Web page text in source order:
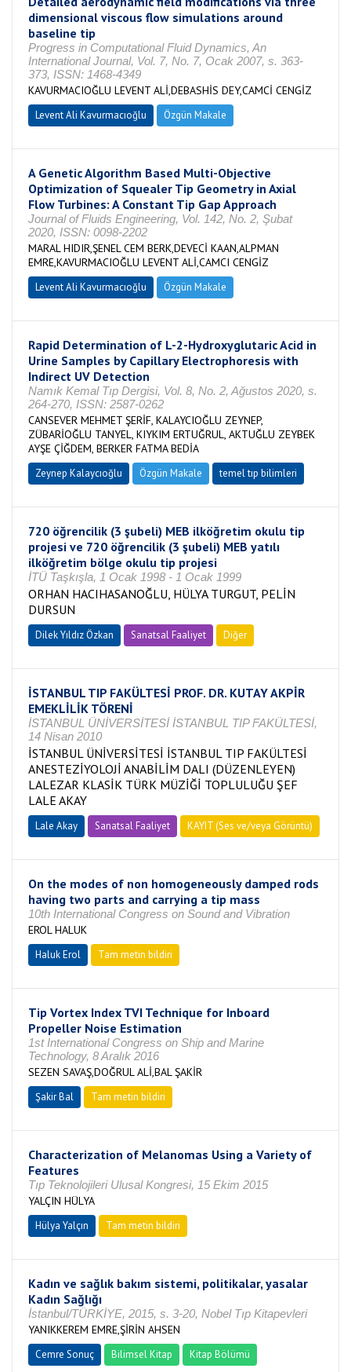
dimensional viscous flow simulations around
baseline tip
Progress in Computational Fluid Dynamics, An
International Journal, Vol. 7, No. 7, Ocak 2007, s. 363-
373, ISSN: 1468-4349
KAVURMACIOĞLU LEVENT ALİ,DEBASHİS DEY,CAMCİ CENGİZ
Levent Ali Kavurmacıoğlu Özgün Makale
A Genetic Algorithm Based Multi-Objective
Optimization of Squealer Tip Geometry in Axial
Flow Turbines: A Constant Tip Gap Approach
Journal of Fluids Engineering, Vol. 142, No. 2, Şubat
2020, ISSN: 0098-2202
MARAL HIDIR,ŞENEL CEM BERK,DEVECİ KAAN,ALPMAN
EMRE,KAVURMACIOĞLU LEVENT ALİ,CAMCI CENGİZ
Levent Ali Kavurmacıoğlu Özgün Makale
Rapid Determination of L-2-Hydroxyglutaric Acid in
Urine Samples by Capillary Electrophoresis with
Indirect UV Detection
Namık Kemal Tıp Dergisi, Vol. 8, No. 2, Ağustos 2020, s.
264-270, ISSN: 2587-0262
CANSEVER MEHMET ŞERİF, KALAYCIOĞLU ZEYNEP,
ZÜBARİOĞLU TANYEL, KIYKIM ERTUĞRUL, AKTUĞLU ZEYBEK
AYŞE ÇİĞDEM, BERKER FATMA BEDİA
Zeynep Kalaycıoğlu Özgün Makale temel tıp bilimleri
720 öğrencilik (3 şubeli) MEB ilköğretim okulu tip
projesi ve 720 öğrencilik (3 şubeli) MEB yatılı
ilköğretim bölge okulu tip projesi
İTÜ Taşkışla, 1 Ocak 1998 - 1 Ocak 1999
ORHAN HACIHASANOĞLU, HÜLYA TURGUT, PELİN
DURSUN
Dilek Yıldız Özkan Sanatsal Faaliyet Diğer
İSTANBUL TIP FAKÜLTESİ PROF. DR. KUTAY AKPİR
EMEKLİLİK TÖRENİ
İSTANBUL ÜNİVERSİTESİ İSTANBUL TIP FAKÜLTESİ,
14 Nisan 2010
İSTANBUL ÜNİVERSİTESİ İSTANBUL TIP FAKÜLTESİ
ANESTEZİYOLOJİ ANABİLİM DALI (DÜZENLEYEN)
LALEZAR KLASİK TÜRK MÜZİĞİ TOPLULUĞU ŞEF
LALE AKAY
Lale Akay Sanatsal Faaliyet KAYIT (Ses ve/veya Görüntü)
On the modes of non homogeneously damped rods
having two parts and carrying a tip mass
10th International Congress on Sound and Vibration
EROL HALUK
Haluk Erol Tam metin bildiri
Tip Vortex Index TVI Technique for Inboard
Propeller Noise Estimation
1st International Congress on Ship and Marine
Technology, 8 Aralık 2016
SEZEN SAVAŞ,DOĞRUL ALİ,BAL ŞAKİR
Şakir Bal Tam metin bildiri
Characterization of Melanomas Using a Variety of
Features
Tıp Teknolojileri Ulusal Kongresi, 15 Ekim 2015
YALÇIN HÜLYA
Hülya Yalçın Tam metin bildiri
Kadın ve sağlık bakım sistemi, politikalar, yasalar
Kadın Sağlığı
İstanbul/TÜRKİYE, 2015, s. 3-20, Nobel Tıp Kitapevleri
YANIKKEREM EMRE,ŞİRİN AHSEN
Cemre Sonuç Bilimsel Kitap Kitap Bölümü